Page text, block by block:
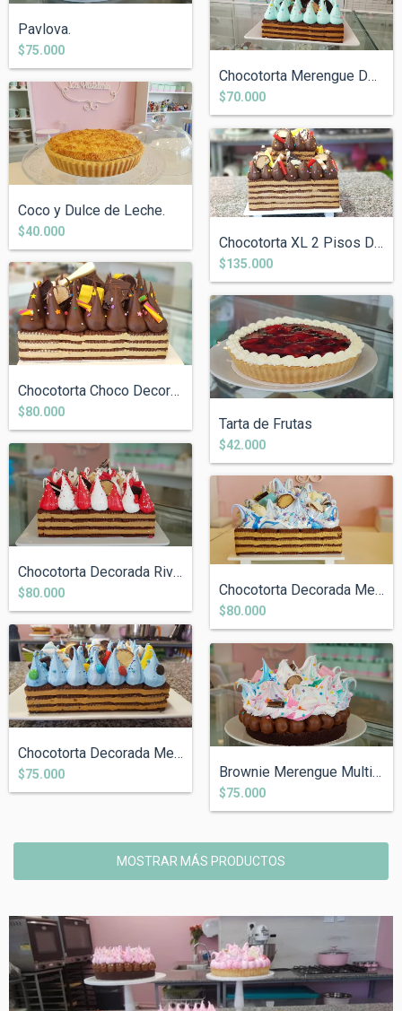
Pavlova.
$75.000
Chocotorta Merengue Decorada
$70.000
Coco y Dulce de Leche.
$40.000
Chocotorta XL 2 Pisos Decorada
$135.000
Chocotorta Choco Decorada.
$80.000
Tarta de Frutas
$42.000
Chocotorta Decorada River.
$80.000 Chocotorta Decorada Merengue Despelucado
$80.000
Chocotorta Decorada Merengue Celeste
$75.000 Brownie Merengue Multicolor Decorado
$75.000
MOSTRAR MÁS PRODUCTOS